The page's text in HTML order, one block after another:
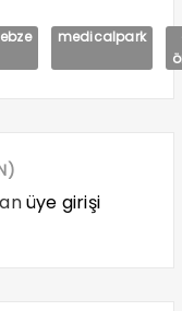
medicalpark
üye girişi